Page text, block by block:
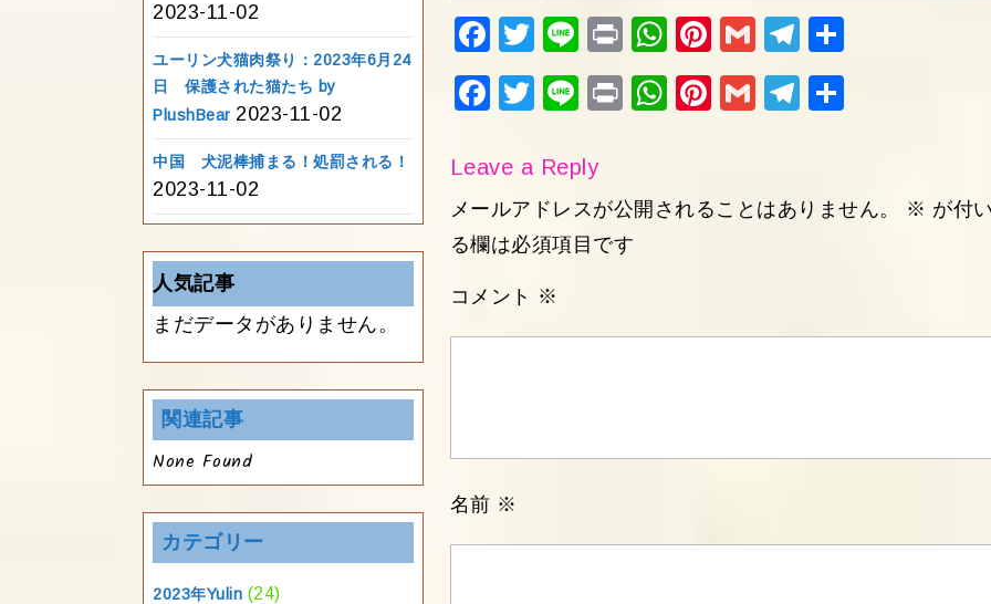
2023-11-02
ユーリン犬猫肉祭り：2023年6月24
日 保護された猫たち by
PlushBear 2023-11-02
中国 犬泥棒捕まる！処罰される！
2023-11-02
人気記事
まだデータがありません。
関連記事
None Found
カテゴリー
2023年Yulin (24)
Fac
ok
Twi
Lin
Pri
Wh
Ap
Pin
est
Gm
Tel
am
Fac
ok
Twi
Lin
Pri
Wh
p
Pin
Gm
Tel
Leave a Reply
メールアドレスが公開されることはありません。 ※ が付
る欄は必須項目です
コメント ※
名前 ※